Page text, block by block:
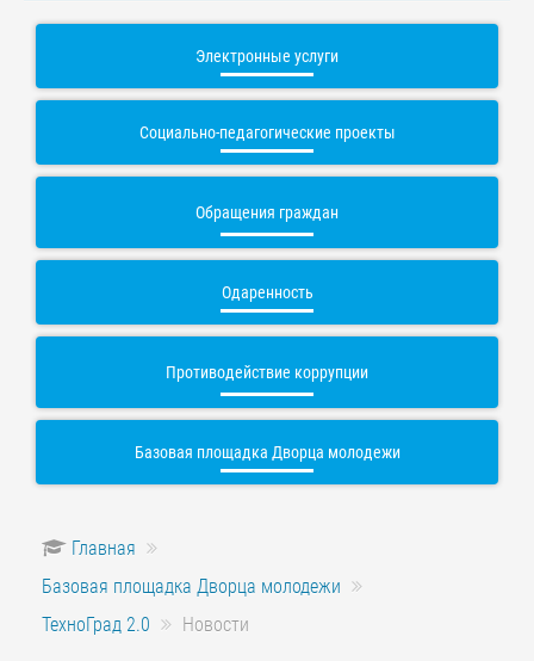
Электронные услуги
Социально-педагогические проекты
Обращения граждан
Одаренность
Противодействие коррупции
Базовая площадка Дворца молодежи
Главная
Базовая площадка Дворца молодежи
ТехноГрад 2.0
Новости